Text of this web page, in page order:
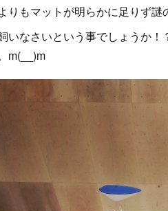
りもマットが明らかに足りず
いなさいという事でしょうか
m(__)m